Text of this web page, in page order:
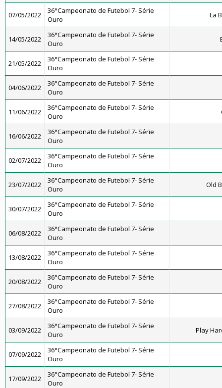
07/05/2022
36°Campeonato de Futebol 7- Série
Ouro
La
14/05/2022
36°Campeonato de Futebol 7- Série
Ouro
21/05/2022
36°Campeonato de Futebol 7- Série
Ouro
04/06/2022
36°Campeonato de Futebol 7- Série
Ouro
11/06/2022
36°Campeonato de Futebol 7- Série
Ouro
16/06/2022
36°Campeonato de Futebol 7- Série
Ouro
02/07/2022
36°Campeonato de Futebol 7- Série
Ouro
23/07/2022
36°Campeonato de Futebol 7- Série
Ouro
Old
30/07/2022
36°Campeonato de Futebol 7- Série
Ouro
06/08/2022
36°Campeonato de Futebol 7- Série
Ouro
13/08/2022
36°Campeonato de Futebol 7- Série
Ouro
20/08/2022
36°Campeonato de Futebol 7- Série
Ouro
27/08/2022
36°Campeonato de Futebol 7- Série
Ouro
03/09/2022
36°Campeonato de Futebol 7- Série
Ouro
Play
07/09/2022
36°Campeonato de Futebol 7- Série
Ouro
17/09/2022
36°Campeonato de Futebol 7- Série
Ouro